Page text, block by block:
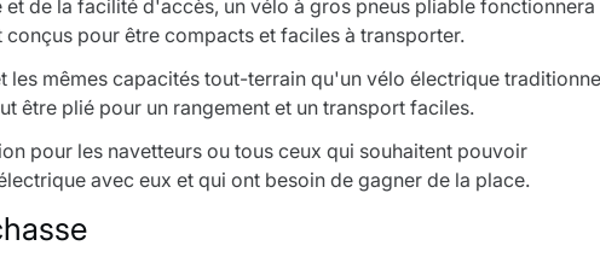
de la facilité d'accès, un vélo à gros pneus pliable fonctionnera
pour être compacts et faciles à transporter.
les mêmes capacités tout-terrain qu'un vélo électrique
être plié pour un rangement et un transport faciles.
pour les navetteurs ou tous ceux qui souhaitent pouvoir
avec eux et qui ont besoin de gagner de la place.